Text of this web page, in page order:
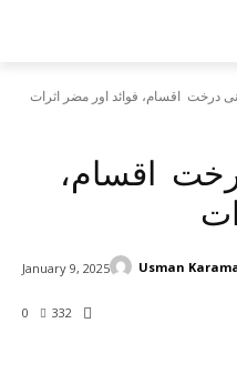
درخت اقسام، فوائد اور مضر اثرات
اقسام،
0 332
January 9, 2025 Usman